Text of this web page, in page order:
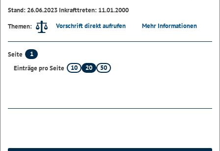
Stand: 26.06.2023 Inkrafttreten: 11.01.2000
Themen:
Vorschrift direkt aufrufen Mehr Informationen
Seite
1
Einträge pro Seite
10 20 50